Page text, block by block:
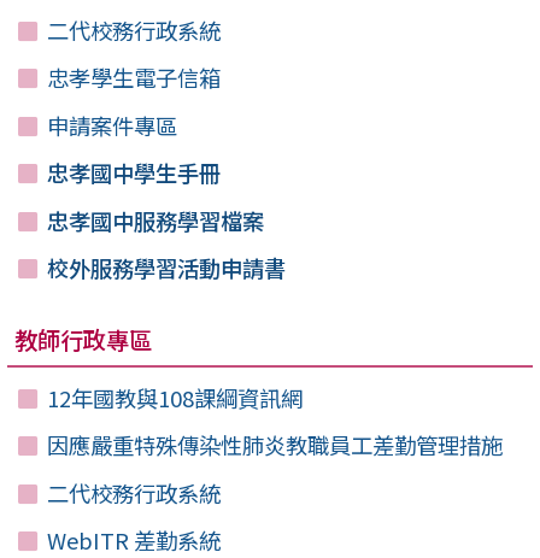
二代校務行政系統
忠孝學生電子信箱
申請案件專區
忠孝國中學生手冊
忠孝國中服務學習檔案
校外服務學習活動申請書
教師行政專區
12年國教與108課綱資訊網
因應嚴重特殊傳染性肺炎教職員工差勤管理措施
二代校務行政系統
WebITR 差勤系統